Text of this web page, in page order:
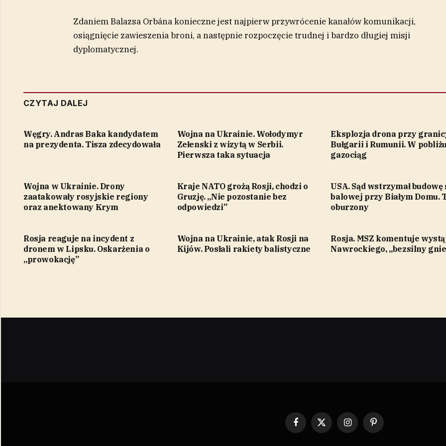
Zdaniem Balazsa Orbána konieczne jest najpierw przywrócenie kanałów komunikacji,
osiągnięcie zawieszenia broni, a następnie rozpoczęcie trudnej i bardzo długiej misji
dyplomatycznej.
CZYTAJ DALEJ
Węgry. Andras Baka kandydatem
na prezydenta. Tisza zdecydowała
Wojna na Ukrainie. Wołodymyr
Zełenski z wizytą w Serbii.
Pierwsza taka sytuacja
Eksplozja drona przy
Bułgarii i Rumunii. W pobliżu
gazociąg
Wojna w Ukrainie. Drony
zaatakowały rosyjskie regiony
oraz anektowany Krym
Kraje NATO grożą Rosji, chodzi o
Gruzję. „Nie pozostanie bez
odpowiedzi”
USA. Sąd wstrzymał budowę
balowej przy Białym Domu.
oburzony
Rosja reaguje na incydent z
dronem w Lipsku. Oskarżenia o
„prowokację”
Wojna na Ukrainie, atak Rosji na
Kijów. Posłali rakiety balistyczne
Rosja. MSZ komentuje
Nawrockiego, „bezsilny
Facebook
X
(Twitter)
InstagramPinterest